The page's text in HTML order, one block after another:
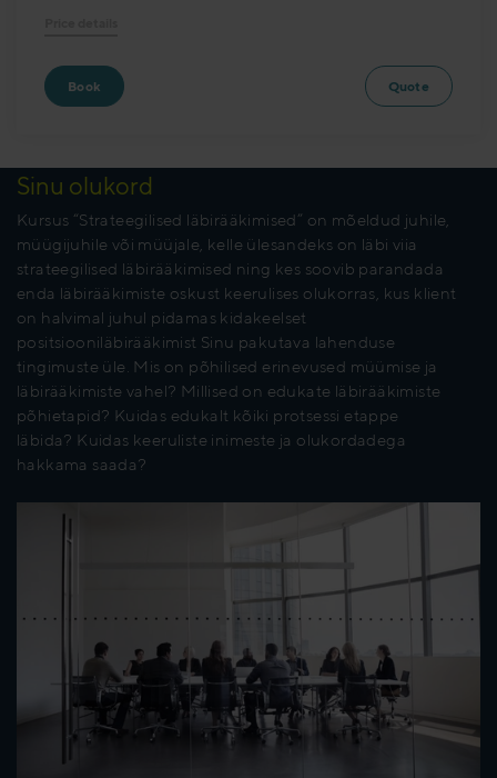
Book Quote
Sinu olukord
Kursus “Strateegilised läbirääkimised” on mõeldud juhile,
müügijuhile või müüjale, kelle ülesandeks on läbi viia
strateegilised läbirääkimised ning kes soovib parandada
enda läbirääkimiste oskust keerulises olukorras, kus klient
on halvimal juhul pidamas kidakeelset
positsiooniläbirääkimist Sinu pakutava lahenduse
tingimuste üle. Mis on põhilised erinevused müümise ja
läbirääkimiste vahel? Millised on edukate läbirääkimiste
põhietapid? Kuidas edukalt kõiki protsessi etappe
läbida? Kuidas keeruliste inimeste ja olukordadega
hakkama saada?